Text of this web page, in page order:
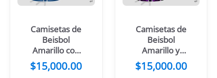
Camisetas de
Beisbol
Amarillo con
negro
$15,000.00
Camisetas de
Beisbol
Amarillo y
negro
$15,000.00